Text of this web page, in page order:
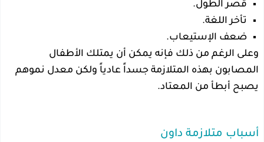
قصر الطول.
تأخر اللغة.
ضعف الإستيعاب.
وعلى الرغم من ذلك فإنه يمكن أن يمتلك الأطفال
المصابون بهذه المتلازمة جسداً عادياً ولكن معدل نموهم
يصبح أبطأ من المعتاد.
أسباب متلازمة داون